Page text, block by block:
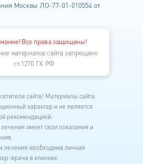
Москвы ЛО-77-01-010554 от
Все права защищены!
материалов сайта запрещено
ст.1270 ГК РФ
сайта! Материалы сайта
характер и не является
рекомендацией.
имеет свои показания и
лечения необходима личная
врача в клинике.